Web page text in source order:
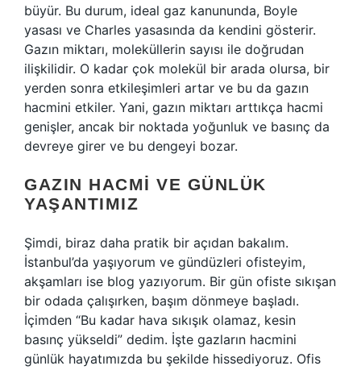
büyür. Bu durum, ideal gaz kanununda, Boyle
yasası ve Charles yasasında da kendini gösterir.
Gazın miktarı, moleküllerin sayısı ile doğrudan
ilişkilidir. O kadar çok molekül bir arada olursa, bir
yerden sonra etkileşimleri artar ve bu da gazın
hacmini etkiler. Yani, gazın miktarı arttıkça hacmi
genişler, ancak bir noktada yoğunluk ve basınç da
devreye girer ve bu dengeyi bozar.
GAZIN HACMI VE GÜNLÜK
YAŞANTIMIZ
Şimdi, biraz daha pratik bir açıdan bakalım.
İstanbul’da yaşıyorum ve gündüzleri ofisteyim,
akşamları ise blog yazıyorum. Bir gün ofiste sıkışan
bir odada çalışırken, başım dönmeye başladı.
İçimden “Bu kadar hava sıkışık olamaz, kesin
basınç yükseldi” dedim. İşte gazların hacmini
günlük hayatımızda bu şekilde hissediyoruz. Ofis